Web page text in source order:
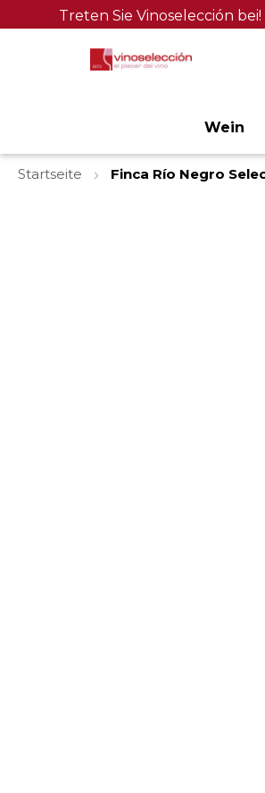
Treten Sie Vinoselección bei!
Wein
Startseite
Finca Río Negro